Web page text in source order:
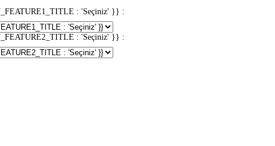
: 'Seçiniz' }} :
: 'Seçiniz' }} :